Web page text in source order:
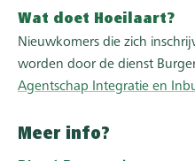
Wat doet Hoeilaart?
Nieuwkomers die zich
worden door de dienst
Agentschap Integratie en
Meer info?